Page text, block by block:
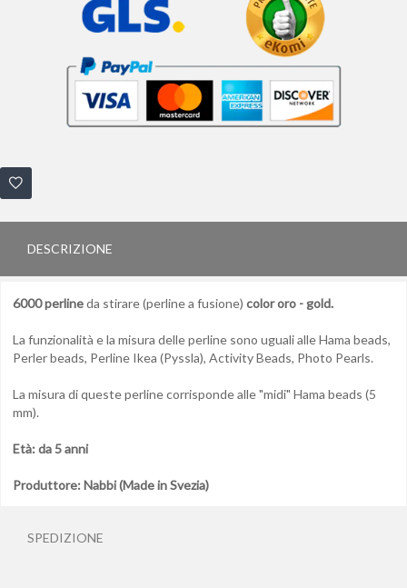
DESCRIZIONE
6000 perlineda stirare (perline a fusione) color oro - gold.
La funzionalità e la misura delle perline sono uguali alle Hama beads,
Perler beads, Perline Ikea (Pyssla), Activity Beads, Photo Pearls.
La misura di queste perline corrisponde alle "midi" Hama beads (5
mm).
Età: da 5 anni
Produttore: Nabbi (Made in Svezia)
SPEDIZIONE